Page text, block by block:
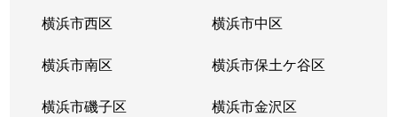
横浜市西区 横浜市中区
横浜市南区 横浜市保土ケ谷区
横浜市磯子区 横浜市金沢区